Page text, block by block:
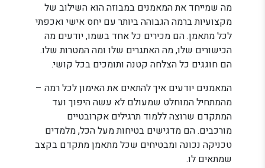
מה שמייחד את המאמנים במבוזה הוא השילוב של
מקצועיות ברמה הגבוהה ביותר עם יחס אישי ואכפתי
לכל מתאמן. הם מכירים כל אחד בשמו, יודעים מה
הכישורים שלו, מה האתגרים שלו ומה המטרות שלו.
הם חוגגים כל הצלחה קטנה ותומכים בכל קושי.
המאמנים יודעים איך להתאים את האימון לכל רמה –
מהמתחיל המוחלט שמעולם לא עשה היפוך ועד
המתקדם שרוצה ללמוד תרגילים אקרובטיים
מורכבים. הם מדגישים בטיחות מעל הכל, מלמדים
טכניקה נכונה ומבטיחים שכל מתאמן מתקדם בקצב
שמתאים לו.